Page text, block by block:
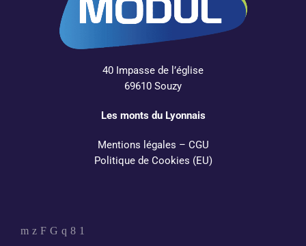
40 Impasse de l’église
69610 Souzy
Les monts du Lyonnais
Mentions légales – CGU
Politique de Cookies (EU)